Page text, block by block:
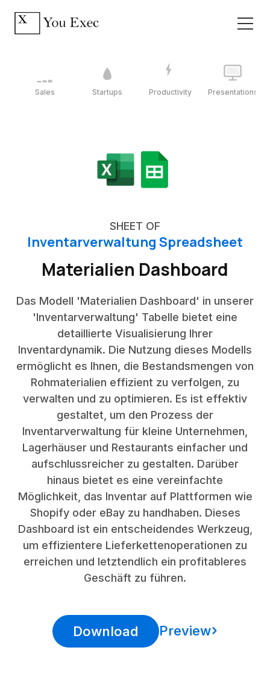
Sales Startups Productivity Presentations
SHEET OF
Inventarverwaltung Spreadsheet
Materialien Dashboard
Das Modell 'Materialien Dashboard' in unserer
'Inventarverwaltung' Tabelle bietet eine
detaillierte Visualisierung Ihrer
Inventardynamik. Die Nutzung dieses Modells
ermöglicht es Ihnen, die Bestandsmengen von
Rohmaterialien effizient zu verfolgen, zu
verwalten und zu optimieren. Es ist effektiv
gestaltet, um den Prozess der
Inventarverwaltung für kleine Unternehmen,
Lagerhäuser und Restaurants einfacher und
aufschlussreicher zu gestalten. Darüber
hinaus bietet es eine vereinfachte
Möglichkeit, das Inventar auf Plattformen wie
Shopify oder eBay zu handhaben. Dieses
Dashboard ist ein entscheidendes Werkzeug,
um effizientere Lieferkettenoperationen zu
erreichen und letztendlich ein profitableres
Geschäft zu führen.
Download Preview